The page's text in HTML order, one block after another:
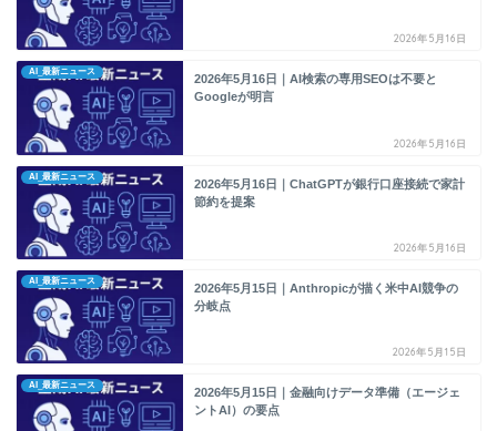
2026年5月16日
AI_最新ニュース
2026年5月16日｜AI検索の専用SEOは不要と
Googleが明言
2026年5月16日
AI_最新ニュース
2026年5月16日｜ChatGPTが銀行口座接続で家計
節約を提案
2026年5月16日
AI_最新ニュース
2026年5月15日｜Anthropicが描く米中AI競争の
分岐点
2026年5月15日
AI_最新ニュース
2026年5月15日｜金融向けデータ準備（エージェ
ントAI）の要点